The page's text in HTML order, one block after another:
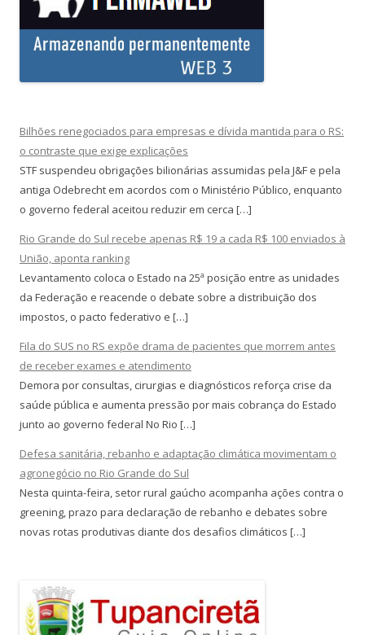
Bilhões renegociados para empresas e dívida mantida para o RS:
o contraste que exige explicações
STF suspendeu obrigações bilionárias assumidas pela J&F e pela
antiga Odebrecht em acordos com o Ministério Público, enquanto
o governo federal aceitou reduzir em cerca […]
Rio Grande do Sul recebe apenas R$ 19 a cada R$ 100 enviados à
União, aponta ranking
Levantamento coloca o Estado na 25ª posição entre as unidades
da Federação e reacende o debate sobre a distribuição dos
impostos, o pacto federativo e […]
Fila do SUS no RS expõe drama de pacientes que morrem antes
de receber exames e atendimento
Demora por consultas, cirurgias e diagnósticos reforça crise da
saúde pública e aumenta pressão por mais cobrança do Estado
junto ao governo federal No Rio […]
Defesa sanitária, rebanho e adaptação climática movimentam o
agronegócio no Rio Grande do Sul
Nesta quinta-feira, setor rural gaúcho acompanha ações contra o
greening, prazo para declaração de rebanho e debates sobre
novas rotas produtivas diante dos desafios climáticos […]